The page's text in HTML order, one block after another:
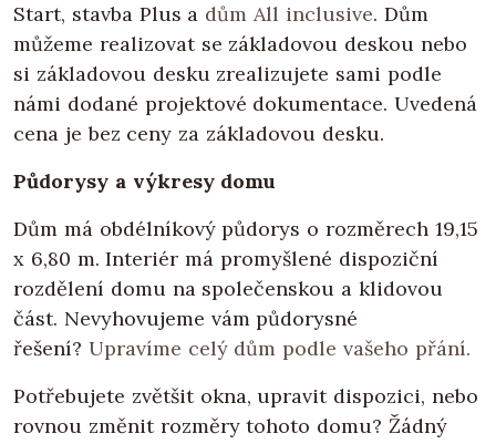
Start, stavba Plus a dům All inclusive. Dům
můžeme realizovat se základovou deskou nebo
si základovou desku zrealizujete sami podle
námi dodané projektové dokumentace. Uvedená
cena je bez ceny za základovou desku.
Půdorysy a výkresy domu
Dům má obdélníkový půdorys o rozměrech 19,15
x 6,80 m. Interiér má promyšlené dispoziční
rozdělení domu na společenskou a klidovou
část. Nevyhovujeme vám půdorysné
řešení? Upravíme celý dům podle vašeho přání.
Potřebujete zvětšit okna, upravit dispozici, nebo
rovnou změnit rozměry tohoto domu? Žádný